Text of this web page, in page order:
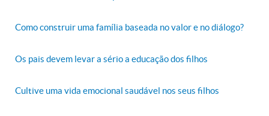
Como construir uma família baseada no valor e no diálogo?
Os pais devem levar a sério a educação dos filhos
Cultive uma vida emocional saudável nos seus filhos